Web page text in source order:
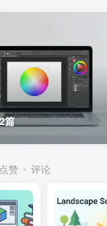
篇
点赞 评论